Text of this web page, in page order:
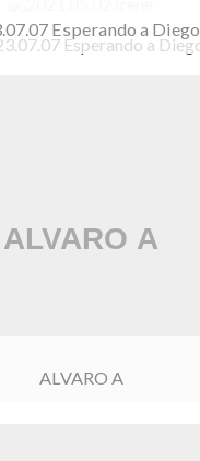
Esperando a Diego
ALVARO A